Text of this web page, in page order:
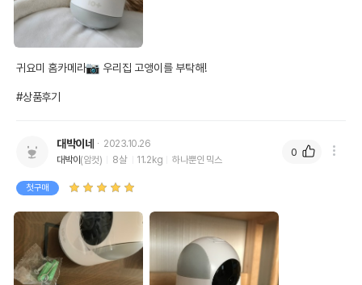
귀요미 홈카메라📷 우리집 고앵이를 부탁해!
#상품후기
대박이네
2023.10.26
대박이 (암컷) 8살 11.2kg 하나뿐인 믹스
첫구매
0